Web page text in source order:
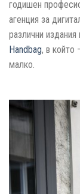
годишен
агенция за
различни
Handbag, в който
малко.